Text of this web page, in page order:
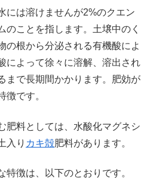
には溶けませんが2%のクエン
のことを指します。土壌中のく
の根から分泌される有機酸によ
によって徐々に溶解、溶出され
まで長期間かかります。肥効が
徴です。
肥料としては、水酸化マグネシ
入り カキ殻肥料があります。
特徴は、以下のとおりです。